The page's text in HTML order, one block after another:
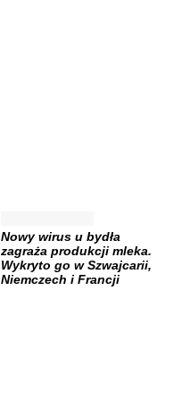
Nowy wirus u bydła
zagraża produkcji mleka.
Wykryto go w Szwajcarii,
Niemczech i Francji